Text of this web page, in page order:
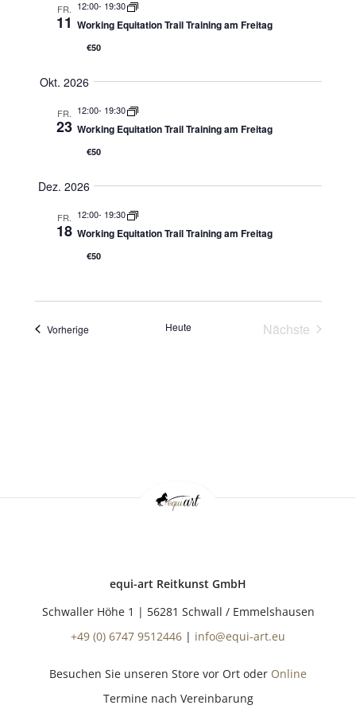
FR.
11
12:00- 19:30
Working Equitation Trail Training am Freitag
€50
Okt. 2026
FR.
23
12:00- 19:30
Working Equitation Trail Training am Freitag
€50
Dez. 2026
FR.
18
12:00- 19:30
Working Equitation Trail Training am Freitag
€50
VorherigeVeranstaltungen Heute
Nächste
equi-art Reitkunst GmbH
Schwaller Höhe 1 | 56281 Schwall / Emmelshausen
+49 (0) 6747 9512446 | info@equi-art.eu
Besuchen Sie unseren Store vor Ort oder Online
Termine nach Vereinbarung